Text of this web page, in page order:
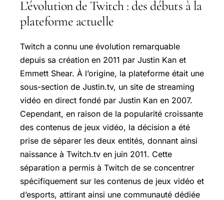
L’évolution de Twitch : des débuts à la
plateforme actuelle
Twitch a connu une évolution remarquable
depuis sa création en 2011 par Justin Kan et
Emmett Shear. À l’origine, la plateforme était une
sous-section de Justin.tv, un site de streaming
vidéo en direct fondé par Justin Kan en 2007.
Cependant, en raison de la popularité croissante
des contenus de jeux vidéo, la décision a été
prise de séparer les deux entités, donnant ainsi
naissance à Twitch.tv en juin 2011. Cette
séparation a permis à Twitch de se concentrer
spécifiquement sur les contenus de jeux vidéo et
d’esports, attirant ainsi une communauté dédiée